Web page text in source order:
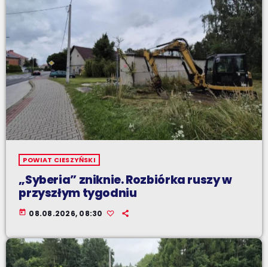
POWIAT CIESZYŃSKI
„Syberia” zniknie. Rozbiórka ruszy w
przyszłym tygodniu
today 08.08.2026, 08:30